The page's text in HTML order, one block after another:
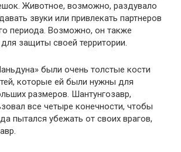
Животное, возможно, раздувало
звуки или привлекать партнеров
периода. Возможно, он также
защиты своей территории.
были очень толстые кости
которые ей были нужны для
размеров. Шантунгозавр,
все четыре конечности, чтобы
пытался убежать от своих врагов,